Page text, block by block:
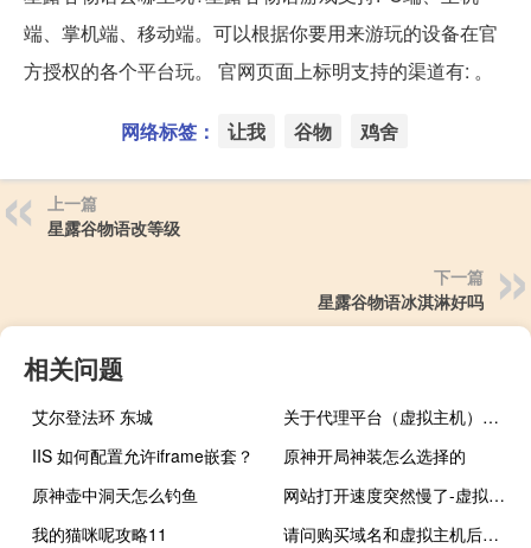
端、掌机端、移动端。可以根据你要用来游玩的设备在官
方授权的各个平台玩。 官网页面上标明支持的渠道有: 。
网络标签： 让我 谷物 鸡舍
上一篇
星露谷物语改等级
下一篇
星露谷物语冰淇淋好吗
相关问题
艾尔登法环 东城
关于代理平台（虚拟主机）能否转移主机的咨询
IIS 如何配置允许iframe嵌套？
原神开局神装怎么选择的
原神壶中洞天怎么钓鱼
网站打开速度突然慢了-虚拟主机/数据库问题
我的猫咪呢攻略11
请问购买域名和虚拟主机后如何开通网站呢